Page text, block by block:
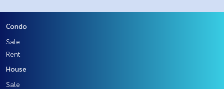
Condo
Sale
Rent
House
Sale